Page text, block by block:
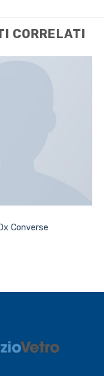
CORRELATI
Converse